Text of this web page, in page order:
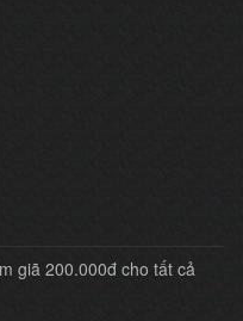
giã 200.000đ cho tất cả